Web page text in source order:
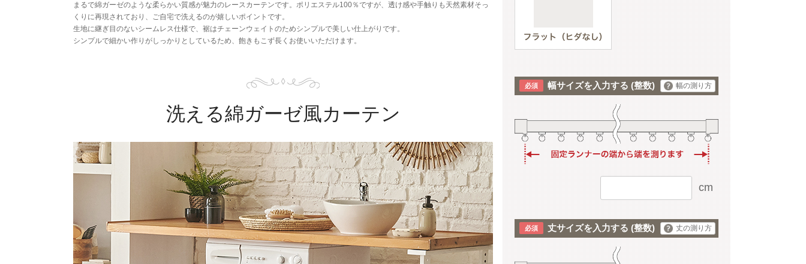
まるで綿ガーゼのような柔らかい質感が魅力のレースカーテンです。ポリエステル100％ですが、透け感や手触りも天然素材そっ
くりに再現されており、ご自宅で洗えるのが嬉しいポイントです。
生地に継ぎ目のないシームレス仕様で、裾はチェーンウェイトのためシンプルで美しい仕上がりです。
シンプルで細かい作りがしっかりとしているため、飽きもこず長くお使いいただけます。
洗える綿ガーゼ風カーテン
幅サイズを入力する (整数) 幅の測り方
cm
丈サイズを入力する (整数) 丈の測り方